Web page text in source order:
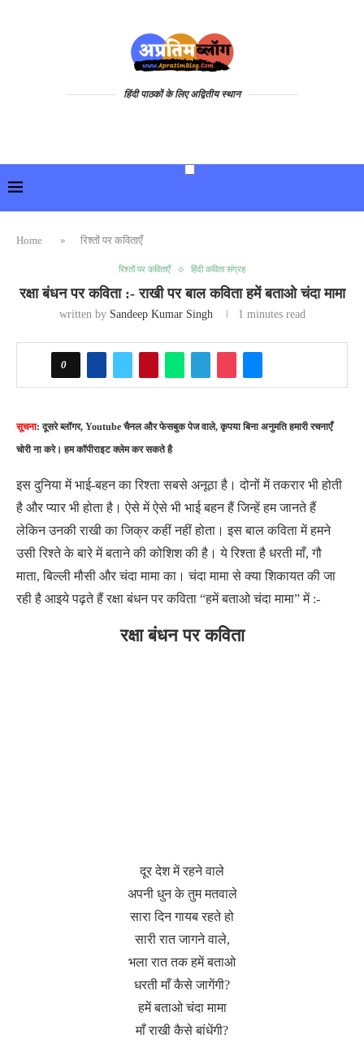
हिंदी पाठकों के लिए अद्वितीय स्थान
Home » रिश्तों पर कविताएँ
रिश्तों पर कविताएँ हिंदी कविता संग्रह
रक्षा बंधन पर कविता :- राखी पर बाल कविता हमें बताओ चंदा मामा
written by Sandeep Kumar Singh 1 minutes read
0
सूचना: दूसरे ब्लॉगर, Youtube चैनल और फेसबुक पेज वाले, कृपया बिना अनुमति हमारी रचनाएँ
चोरी ना करे। हम कॉपीराइट क्लेम कर सकते है
इस दुनिया में भाई-बहन का रिश्ता सबसे अनूठा है। दोनों में तकरार भी होती
है और प्यार भी होता है। ऐसे में ऐसे भी भाई बहन हैं जिन्हें हम जानते हैं
लेकिन उनकी राखी का जिक्र कहीं नहीं होता। इस बाल कविता में हमने
उसी रिश्ते के बारे में बताने की कोशिश की है। ये रिश्ता है धरती माँ, गौ
माता, बिल्ली मौसी और चंदा मामा का। चंदा मामा से क्या शिकायत की जा
रही है आइये पढ़ते हैं रक्षा बंधन पर कविता “हमें बताओ चंदा मामा” में :-
रक्षा बंधन पर कविता
दूर देश में रहने वाले
अपनी धुन के तुम मतवाले
सारा दिन गायब रहते हो
सारी रात जागने वाले,
भला रात तक हमें बताओ
धरती माँ कैसे जागेंगी?
हमें बताओ चंदा मामा
माँ राखी कैसे बांधेंगी?